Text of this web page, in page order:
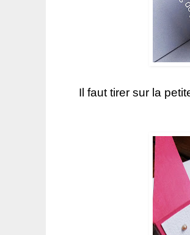
Il faut tirer sur la